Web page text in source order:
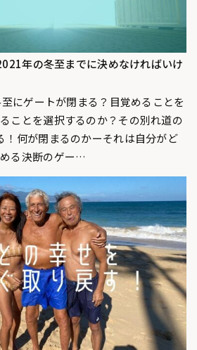
年の冬至までに決めなければいけ
にゲートが閉まる？目覚めることを
ことを選択するのか？その別れ道の
！何が閉まるのかーそれは自分がど
る決断のゲー…